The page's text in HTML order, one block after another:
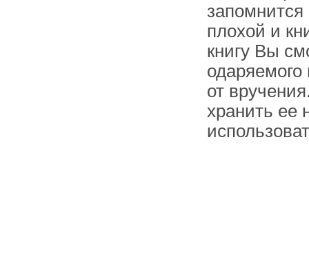
плохой и
книгу Вы
от
хранить ее